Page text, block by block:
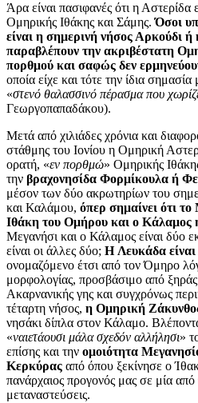
Άρα είναι πασιφανές ότι η Αστερίδα
Ομηρικής Ιθάκης και Σάμης.Όσοι
είναι η σημερινή νήσος Αρκούδι
παραβλέπουν την ακριβέστατη
πορθμού και σαφώς δεν
οποία είχε και τότε την ίδια
«στενό θαλασσινό πέρασμα που
Γεωργοπαπαδάκου).
Μετά από χιλιάδες χρόνια και
στάθμης του Ιονίου η Ομηρική
ορατή, «εν πορθμώ» Ομηρικής
την βραχονησίδα Φορμίκουλα ή
μέσον των δύο ακρωτηρίων του
και Καλάμου, όπερ σημαίνει ότι
Ιθάκη του Ομήρου και ο Κάλαμος
Μεγανήσι και ο Κάλαμος είναι δύο
είναι οι άλλες δύο; H Λευκάδα είναι
ονομαζόμενο έτσι από τον Όμηρο
μορφολογίας, προσβάσιμο από
Ακαρνανικής γης και συγχρόνως
τέταρτη νήσος, η Ομηρική
νησάκι δίπλα στον Κάλαμο.
«ναιετάουσι μάλα σχεδόν αλλήλησι»
επίσης και την ομοιότητα
Κερκύρας από όπου ξεκίνησε ο
πανάρχαιος προγονός μας σε μία από
μεταναστεύσεις.